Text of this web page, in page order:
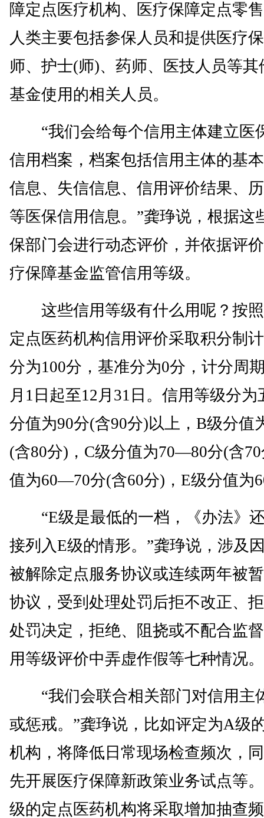
障定点医疗机构、医疗保障定点零
人类主要包括参保人员和提供医疗
师、护士(师)、药师、医技人员等其
基金使用的相关人员。
“我们会给每个信用主体建立医
信用档案，档案包括信用主体的基
信息、失信信息、信用评价结果、
等医保信用信息。”龚琤说，根据这
保部门会进行动态评价，并依据评
疗保障基金监管信用等级。
这些信用等级有什么用呢？按照
定点医药机构信用评价采取积分制
分为100分，基准分为0分，计分周
月1日起至12月31日。信用等级分
分值为90分(含90分)以上，B级分值
(含80分)，C级分值为70—80分(含
值为60—70分(含60分)，E级分值为
“E级是最低的一档，《办法》
接列入E级的情形。”龚琤说，涉及
被解除定点服务协议或连续两年被
协议，受到处理处罚后拒不改正、
处罚决定，拒绝、阻挠或不配合监
用等级评价中弄虚作假等七种情况。
“我们会联合相关部门对信用主
或惩戒。”龚琤说，比如评定为A级
机构，将降低日常现场检查频次，
先开展医疗保障新政策业务试点等
级的定点医药机构将采取增加抽查